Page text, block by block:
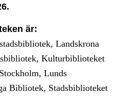
är:
Landskrona
Kulturbiblioteket
Lunds
Bibliotek, Stadsbiblioteket